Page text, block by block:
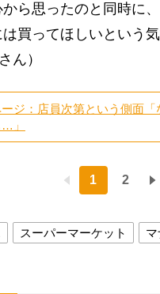
から思ったのと同時に
は買ってほしいという
ん）
ジ：店員次第という側面
」
1 2
スーパーマーケット